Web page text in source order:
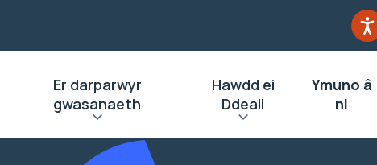
Er darparwyr
gwasanaeth
Hawdd ei
Ddeall
Ymuno â
ni